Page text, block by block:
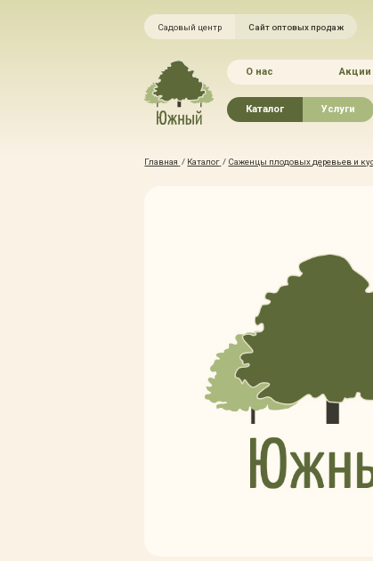
Садовый центр Сайт оптовых продаж
О нас Акции
Каталог
Хвойные растения
Водные растения
Растения вертикального
озеленения
Формованные растения
Экостория
Товары для сада
Грунты, удобрения, отсыпка
Зимние товары
Крупномеры
Консультации специалистов
Полезная литература
Прайс-листы
Услуги
Портфолио
Прайс-листы
Правила
Автополив
Главная / Каталог / Саженцы плодовых деревьев и